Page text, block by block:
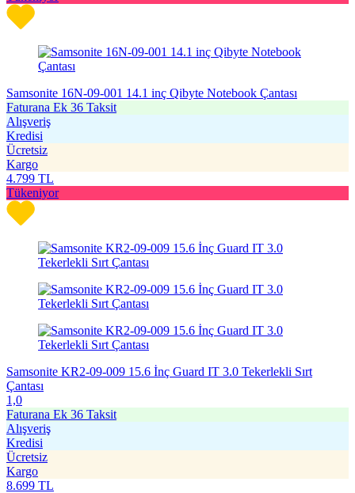
Samsonite 16N-09-001 14.1 inç Qibyte Notebook Çantası
Faturana Ek 36 Taksit
Alışveriş
Kredisi
Ücretsiz
Kargo
4.799 TL
Tükeniyor
Samsonite KR2-09-009 15.6 İnç Guard IT 3.0 Tekerlekli Sırt
Çantası
1,0
Faturana Ek 36 Taksit
Alışveriş
Kredisi
Ücretsiz
Kargo
8.699 TL